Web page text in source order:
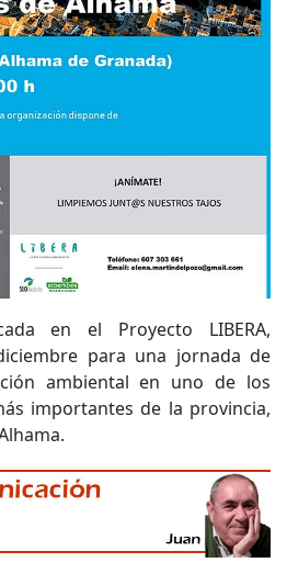
en el Proyecto LIBERA,
para una jornada de
ambiental en uno de los
importantes de la provincia,